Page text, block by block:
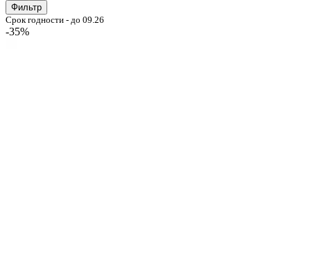
Фильтр
Срок годности - до 09.26
-35%